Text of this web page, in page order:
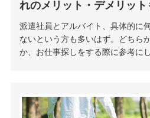
れのメリット・デメリット
派遣社員とアルバイト、具体的に
ないという方も多いはず。どちら
か、お仕事探しをする際に参考に